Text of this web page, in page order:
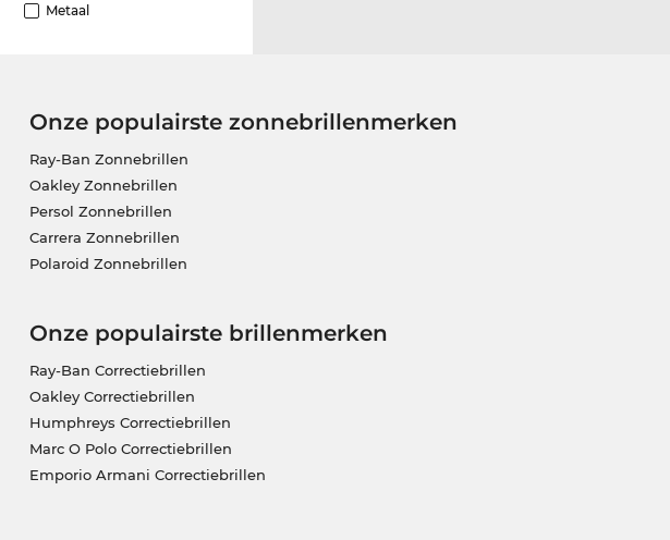
Metaal
Onze populairste zonnebrillenmerken
Ray-Ban Zonnebrillen
Oakley Zonnebrillen
Persol Zonnebrillen
Carrera Zonnebrillen
Polaroid Zonnebrillen
Onze populairste brillenmerken
Ray-Ban Correctiebrillen
Oakley Correctiebrillen
Humphreys Correctiebrillen
Marc O Polo Correctiebrillen
Emporio Armani Correctiebrillen